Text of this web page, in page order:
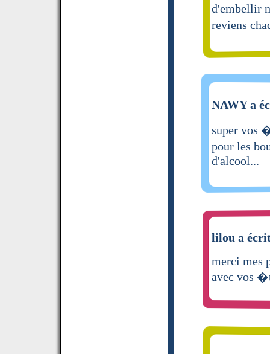
d'embellir
reviens
NAWY a
super vos
pour les
d'alcool...
lilou a
merci mes
avec vos